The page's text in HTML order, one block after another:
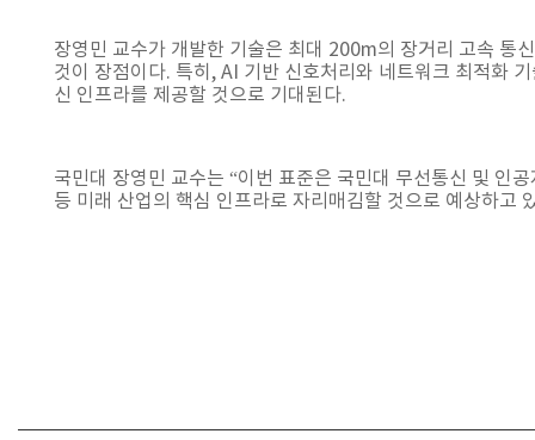
장영민 교수가 개발한 기술은 최대 200m의 장거리 고속 통
것이 장점이다. 특히, AI 기반 신호처리와 네트워크 최적화
신 인프라를 제공할 것으로 기대된다.
국민대 장영민 교수는 “이번 표준은 국민대 무선통신 및 인
등 미래 산업의 핵심 인프라로 자리매김할 것으로 예상하고